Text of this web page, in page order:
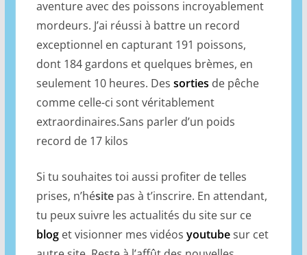
aventure avec des poissons incroyablement
mordeurs. J’ai réussi à battre un record
exceptionnel en capturant 191 poissons,
dont 184 gardons et quelques brèmes, en
seulement 10 heures. Des sorties de pêche
comme celle-ci sont véritablement
extraordinaires.Sans parler d’un poids
record de 17 kilos
Si tu souhaites toi aussi profiter de telles
prises, n’hésitepas à t’inscrire. En attendant,
tu peux suivre les actualités du site sur ce
bloget visionner mes vidéos youtubesur cet